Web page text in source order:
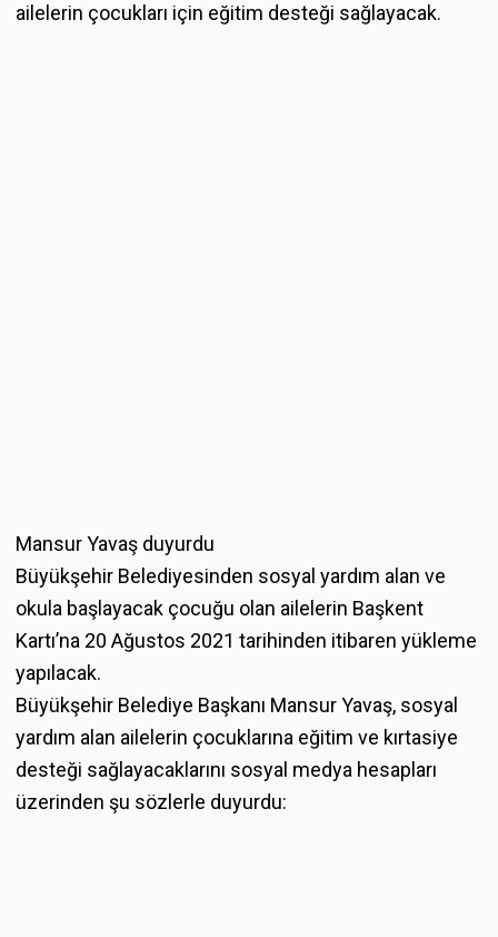
ailelerin çocukları için eğitim desteği sağlayacak.
Mansur Yavaş duyurdu
Büyükşehir Belediyesinden sosyal yardım alan ve
okula başlayacak çocuğu olan ailelerin Başkent
Kartı’na 20 Ağustos 2021 tarihinden itibaren yükleme
yapılacak.
Büyükşehir Belediye Başkanı Mansur Yavaş, sosyal
yardım alan ailelerin çocuklarına eğitim ve kırtasiye
desteği sağlayacaklarını sosyal medya hesapları
üzerinden şu sözlerle duyurdu: